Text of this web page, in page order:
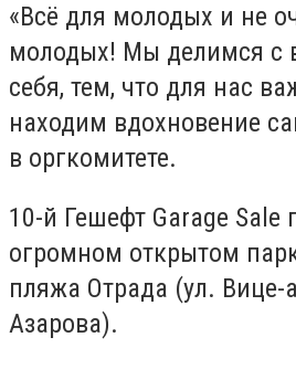
«Всё для молодых и не
молодых! Мы делимся с
себя, тем, что для нас
находим вдохновение
в оргкомитете.
10-й Гешефт Garage Sale
огромном открытом
пляжа Отрада (ул. Вице-
Азарова).